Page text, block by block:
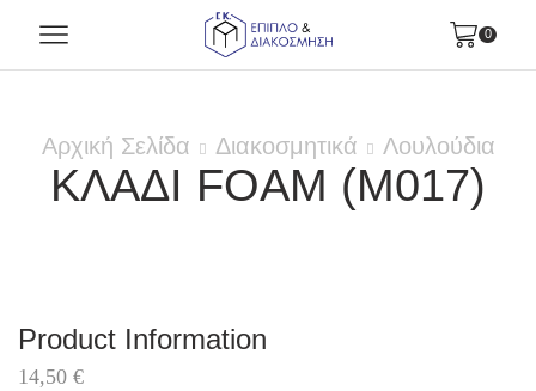
0
Αρχική Σελίδα Διακοσμητικά Λουλούδια
ΚΛΑΔΙ FOAM (M017)
Product Information
14,50 €